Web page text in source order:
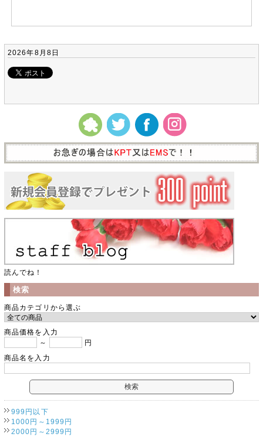
2026年8月8日
読んでね！
検索
商品カテゴリから選ぶ
商品価格を入力
～
円
商品名を入力
999円以下
1000円～1999円
2000円～2999円